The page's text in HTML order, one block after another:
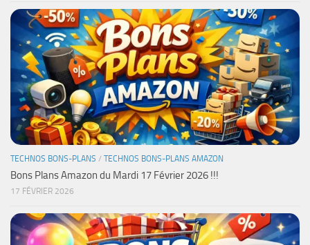
TECHNOS BONS-PLANS / TECHNOS BONS-PLANS AMAZON
Bons Plans Amazon du Mardi 17 Février 2026 !!!
17 FÉVRIER 2026